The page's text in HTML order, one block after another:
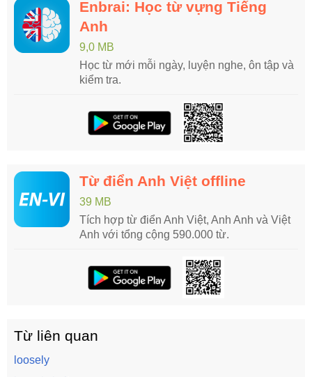
Enbrai: Học từ vựng Tiếng
Anh
9,0 MB
Học từ mới mỗi ngày, luyện nghe, ôn tập và
kiểm tra.
Từ điển Anh Việt offline
39 MB
Tích hợp từ điển Anh Việt, Anh Anh và Việt
Anh với tổng cộng 590.000 từ.
Từ liên quan
loosely